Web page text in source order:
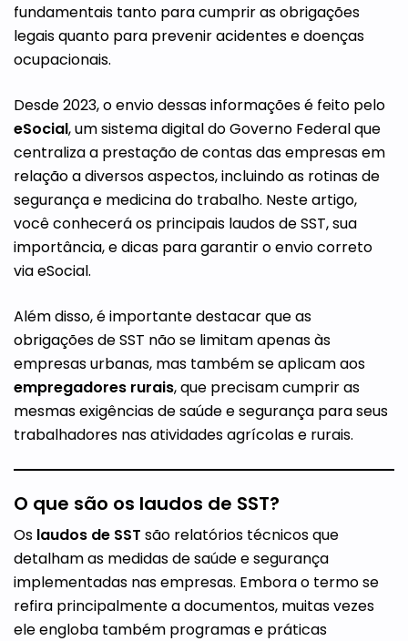
fundamentais tanto para cumprir as obrigações
legais quanto para prevenir acidentes e doenças
ocupacionais.
Desde 2023, o envio dessas informações é feito pelo
eSocial, um sistema digital do Governo Federal que
centraliza a prestação de contas das empresas em
relação a diversos aspectos, incluindo as rotinas de
segurança e medicina do trabalho. Neste artigo,
você conhecerá os principais laudos de SST, sua
importância, e dicas para garantir o envio correto
via eSocial.
Além disso, é importante destacar que as
obrigações de SST não se limitam apenas às
empresas urbanas, mas também se aplicam aos
empregadores rurais, que precisam cumprir as
mesmas exigências de saúde e segurança para seus
trabalhadores nas atividades agrícolas e rurais.
O que são os laudos de SST?
Os laudos de SST são relatórios técnicos que
detalham as medidas de saúde e segurança
implementadas nas empresas. Embora o termo se
refira principalmente a documentos, muitas vezes
ele engloba também programas e práticas